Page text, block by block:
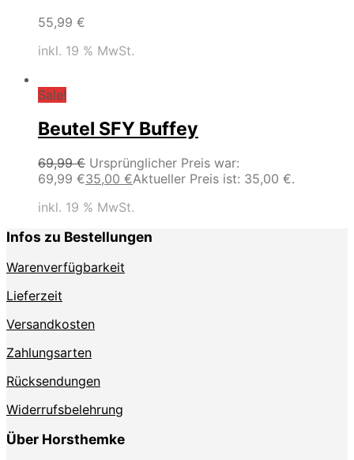
55,99 €
inkl. 19 % MwSt.
Sale!
Beutel SFY Buffey
69,99€ Ursprünglicher Preis war:
69,99 €35,00 €Aktueller Preis ist: 35,00 €.
inkl. 19 % MwSt.
Infos zu Bestellungen
Warenverfügbarkeit
Lieferzeit
Versandkosten
Zahlungsarten
Rücksendungen
Widerrufsbelehrung
Über Horsthemke